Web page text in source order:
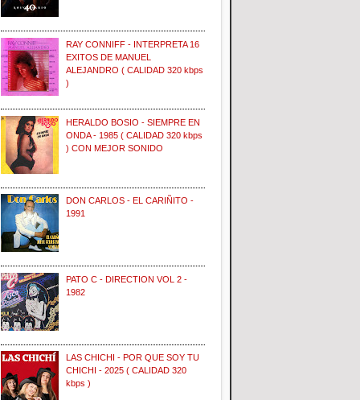
RAY CONNIFF - INTERPRETA 16
EXITOS DE MANUEL
ALEJANDRO ( CALIDAD 320 kbps
)
HERALDO BOSIO - SIEMPRE EN
ONDA - 1985 ( CALIDAD 320 kbps
) CON MEJOR SONIDO
DON CARLOS - EL CARIÑITO -
1991
PATO C - DIRECTION VOL 2 -
1982
LAS CHICHI - POR QUE SOY TU
CHICHI - 2025 ( CALIDAD 320
kbps )